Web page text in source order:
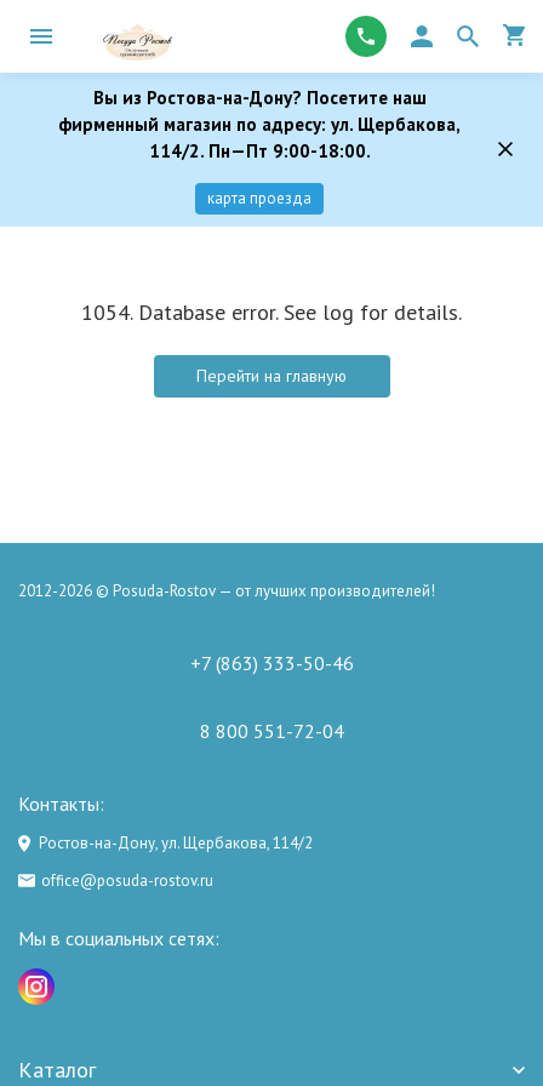
Вы из Ростова-на-Дону? Посетите наш
фирменный магазин по адресу: ул. Щербакова,
114/2. Пн—Пт 9:00-18:00.
карта проезда
1054. Database error. See log for details.
Перейти на главную
2012-2026 © Posuda-Rostov — от лучших производителей!
+7 (863) 333-50-46
8 800 551-72-04
Контакты:
Ростов-на-Дону, ул. Щербакова, 114/2
office@posuda-rostov.ru
Мы в социальных сетях:
Каталог